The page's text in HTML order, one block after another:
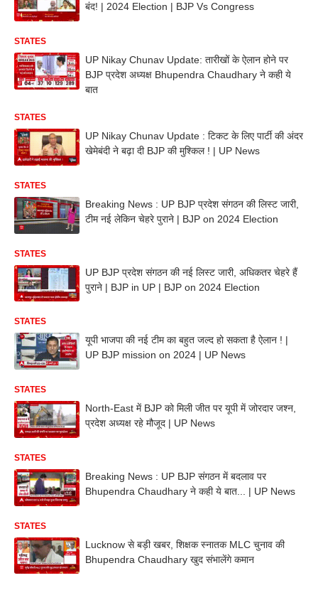
बंद! | 2024 Election | BJP Vs Congress
STATES
UP Nikay Chunav Update: तारीखों के ऐलान होने पर
BJP प्रदेश अध्यक्ष Bhupendra Chaudhary ने कही ये
बात
STATES
UP Nikay Chunav Update : टिकट के लिए पार्टी की अंदर
खेमेबंदी ने बढ़ा दी BJP की मुश्किल ! | UP News
STATES
Breaking News : UP BJP प्रदेश संगठन की लिस्ट जारी,
टीम नई लेकिन चेहरे पुराने | BJP on 2024 Election
STATES
UP BJP प्रदेश संगठन की नई लिस्ट जारी, अधिकतर चेहरे हैं
पुराने | BJP in UP | BJP on 2024 Election
STATES
यूपी भाजपा की नई टीम का बहुत जल्द हो सकता है ऐलान ! |
UP BJP mission on 2024 | UP News
STATES
North-East में BJP को मिली जीत पर यूपी में जोरदार जश्न,
प्रदेश अध्यक्ष रहे मौजूद | UP News
STATES
Breaking News : UP BJP संगठन में बदलाव पर
Bhupendra Chaudhary ने कही ये बात... | UP News
STATES
Lucknow से बड़ी खबर, शिक्षक स्नातक MLC चुनाव की
Bhupendra Chaudhary खुद संभालेंगे कमान